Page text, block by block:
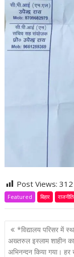
Post Views:312
Featured बिहार
P
o
*विद्यालय परिसर में
अख्तरुल इस्लाम शाहीन
अभिनन्दन किया गया। हर